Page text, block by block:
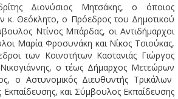
Διονύσιος Μητσάκης, ο όποιος
Θεόκλητο, ο Πρόεδρος του Δημοτικού
Ντίνος Μπάρδας, οι Αντιδήμαρχοι
Μαρία Φροσυνάκη και Νίκος Τσιούκας,
των Κοινοτήτων Καστανιάς Γιώργος
ο τέως Δήμαρχος Μετεώρων
ο Αστυνομικός Διευθυντής Τρικάλων
και Σύμβουλος Εκπαίδευσης